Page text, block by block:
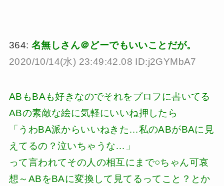
364: 名無しさん＠どーでもいいことだが。
2020/10/14(水) 23:49:42.08 ID:j2GYMbA7
ABもBAも好きなのでそれをプロフに書いてる
ABの素敵な絵に気軽にいいね押したら
「うわBA派からいいねきた…私のABがBAに見
えてるの？泣いちゃうな…」
って言われてその人の相互にまで○ちゃん可哀
想～ABをBAに変換して見てるってこと？とか